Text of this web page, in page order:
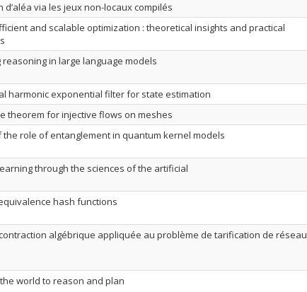
d’aléa via les jeux non-locaux compilés
and scalable optimization : theoretical insights and practical
reasoning in large language models
harmonic exponential filter for state estimation
theorem for injective flows on meshes
the role of entanglement in quantum kernel models
through the sciences of the artificial
hash functions
algébrique appliquée au problème de tarification de réseau
world to reason and plan